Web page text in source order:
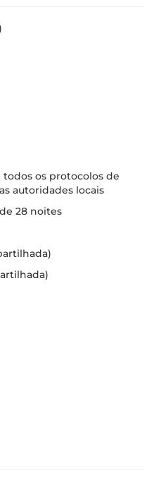
os protocolos de
autoridades locais
28 noites